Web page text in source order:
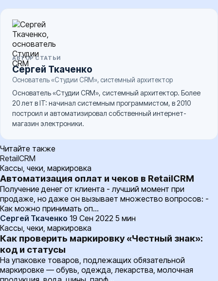
АВТОР СТАТЬИ
Сергей Ткаченко
Основатель «Студии CRM», системный архитектор
Основатель «Студии CRM», системный архитектор. Более
20 лет в IT: начинал системным программистом, в 2010
построил и автоматизировал собственный интернет-
магазин электроники.
Читайте также
RetailCRM
Кассы, чеки, маркировка
Автоматизация оплат и чеков в RetailCRM
Получение денег от клиента - лучший момент при
продаже, но даже он вызывает множество вопросов: -
Как можно принимать оп…
Сергей Ткаченко 19 Сен 2022 5 мин
Кассы, чеки, маркировка
Как проверить маркировку «Честный знак»:
код и статусы
На упаковке товаров, подлежащих обязательной
маркировке — обувь, одежда, лекарства, молочная